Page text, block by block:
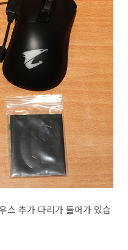
스 추가 다리가 들어가 있습